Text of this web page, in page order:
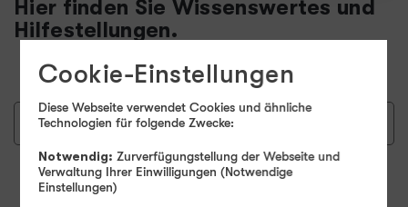
Hier finden Sie Wissenswertes und
Hilfestellungen.
Suchen
Cookie-Einstellungen
Diese Webseite verwendet Cookies und ähnliche
Technologien für folgende Zwecke:
Notwendig: Zurverfügungstellung der Webseite und
Verwaltung Ihrer Einwilligungen (Notwendige
Einstellungen)